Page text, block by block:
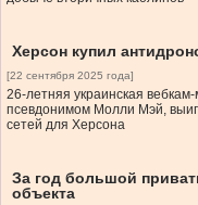
Херсон купил
[22 сентября 2025 года]
26-летняя украинская
псевдонимом Молли Мэй,
сетей для Херсона
За год большой
объекта